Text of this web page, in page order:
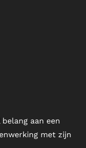
aan een
met zijn